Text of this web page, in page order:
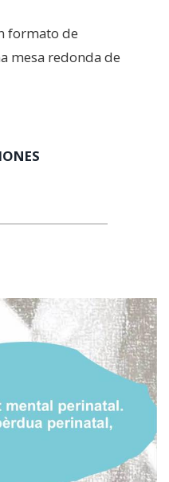
formato de
mesa redonda de